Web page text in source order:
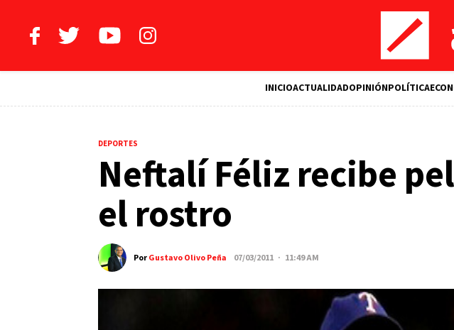
INICIOACTUALIDADOPINIÓNPOLÍTICA
DEPORTES
Neftalí Féliz recibe
el rostro
PorGustavo Olivo Peña 07/03/2011 · 11:49 AM